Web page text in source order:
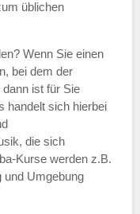
akzeptiere
üblichen
Wenn Sie einen
bei dem der
ist für Sie
handelt sich hierbei
die sich
Kurse werden z.B.
und Umgebung